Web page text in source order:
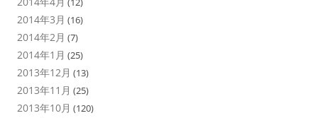
2014年3月 (16)
2014年2月 (7)
2014年1月 (25)
2013年12月 (13)
2013年11月 (25)
2013年10月 (120)